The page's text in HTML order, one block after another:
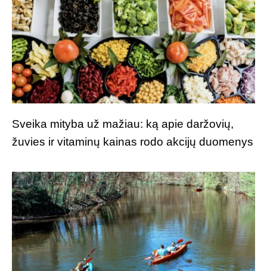
Sveika mityba už mažiau: ką apie daržovių,
žuvies ir vitaminų kainas rodo akcijų duomenys